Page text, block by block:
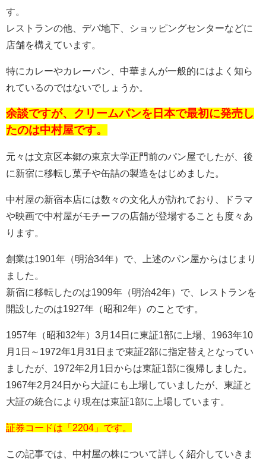
す。
レストランの他、デパ地下、ショッピングセンターなどに
店舗を構えています。
特にカレーやカレーパン、中華まんが一般的にはよく知ら
れているのではないでしょうか。
余談ですが、クリームパンを日本で最初に発売し
たのは中村屋です。
元々は文京区本郷の東京大学正門前のパン屋でしたが、後
に新宿に移転し菓子や缶詰の製造をはじめました。
中村屋の新宿本店には数々の文化人が訪れており、ドラマ
や映画で中村屋がモチーフの店舗が登場することも度々あ
ります。
創業は1901年（明治34年）で、上述のパン屋からはじまり
ました。
新宿に移転したのは1909年（明治42年）で、レストランを
開設したのは1927年（昭和2年）のことです。
1957年（昭和32年）3月14日に東証1部に上場、1963年10
月1日～1972年1月31日まで東証2部に指定替えとなってい
ましたが、1972年2月1日からは東証1部に復帰しました。
1967年2月24日から大証にも上場していましたが、東証と
大証の統合により現在は東証1部に上場しています。
証券コードは「2204」です。
この記事では、中村屋の株について詳しく紹介していきま